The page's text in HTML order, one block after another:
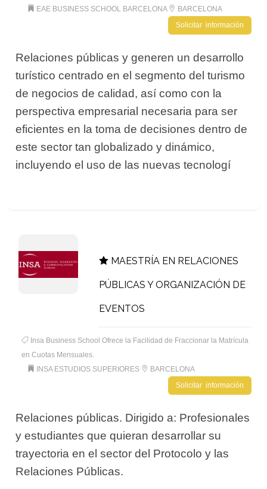
EAE BUSINESS SCHOOL BARCELONA
BARCELONA
Solicitar información
Relaciones públicas y generen un desarrollo
turístico centrado en el segmento del turismo
de negocios de calidad, así como con la
perspectiva empresarial necesaria para ser
eficientes en la toma de decisiones dentro de
este sector tan globalizado y dinámico,
incluyendo el uso de las nuevas tecnologí
MAESTRÍA EN RELACIONES
PÚBLICAS Y ORGANIZACIÓN DE
EVENTOS
Insa Business School Ofrece la Facilidad de Fraccionar la Matrícula
en Cuotas Mensuales.
INSA ESTUDIOS SUPERIORES
BARCELONA
Solicitar información
Relaciones públicas. Dirigido a: Profesionales
y estudiantes que quieran desarrollar su
trayectoria en el sector del Protocolo y las
Relaciones Públicas.